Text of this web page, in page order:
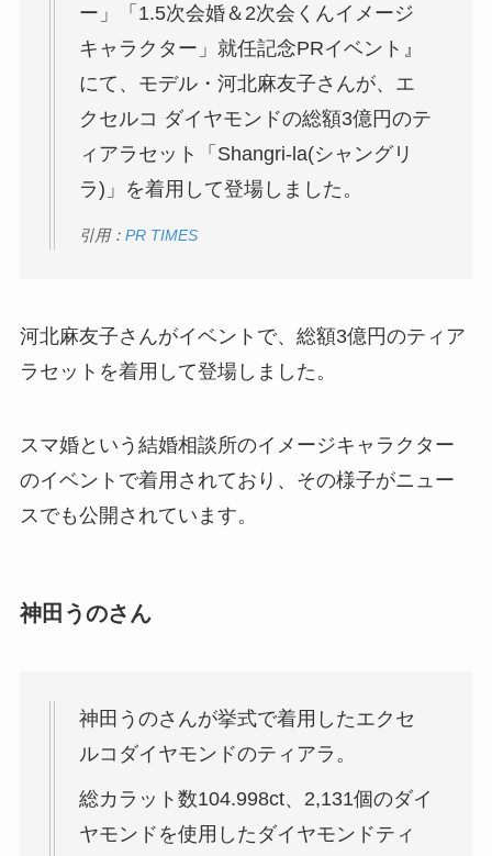
ー」「1.5次会婚＆2次会くんイメージ
キャラクター」就任記念PRイベント』
にて、モデル・河北麻友子さんが、エ
クセルコ ダイヤモンドの総額3億円のテ
ィアラセット「Shangri-la(シャングリ
ラ)」を着用して登場しました。
引用： PR TIMES
河北麻友子さんがイベントで、総額3億円のティア
ラセットを着用して登場しました。
スマ婚という結婚相談所のイメージキャラクター
のイベントで着用されており、その様子がニュー
スでも公開されています。
神田うのさん
神田うのさんが挙式で着用したエクセ
ルコダイヤモンドのティアラ。
総カラット数104.998ct、2,131個のダイ
ヤモンドを使用したダイヤモンドティ